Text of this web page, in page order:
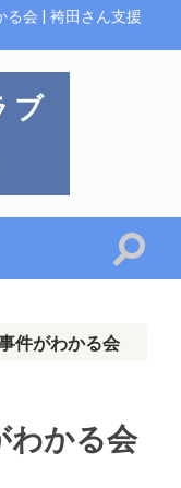
る会 | 袴田さん支援
ブ
件がわかる会
わかる会